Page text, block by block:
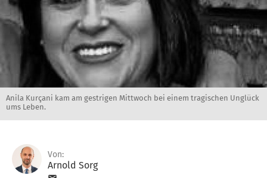
Anila Kurçani kam am gestrigen Mittwoch bei einem tragischen Unglück
ums Leben.
Von:
Arnold Sorg